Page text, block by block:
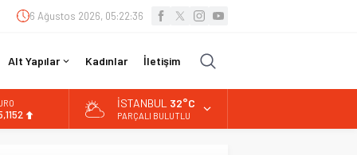
6 Ağustos 2026, 05:22:37
Alt Yapılar Kadınlar İletişim
İSTANBUL 32°C
PARÇALI BULUTLU